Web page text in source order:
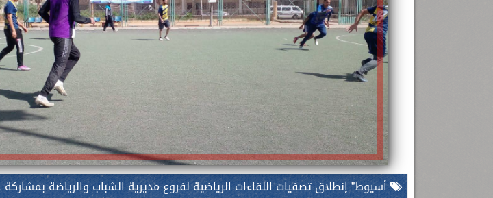
أسيوط” إنطلاق تصفيات اللقاءات الرياضية لفروع مديرية الشباب والرياضة بمشاركة 11 إدارة فرعية